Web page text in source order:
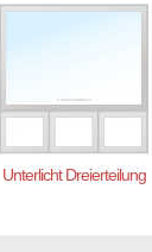
Unterlicht Dreierteilung